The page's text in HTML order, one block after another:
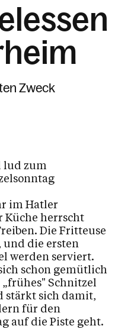
Zweck
lud zum
im Hatler
herrscht
Die Fritteuse
die ersten
werden serviert.
schon gemütlich
Schnitzel
stärkt sich damit,
für den
auf die Piste geht.